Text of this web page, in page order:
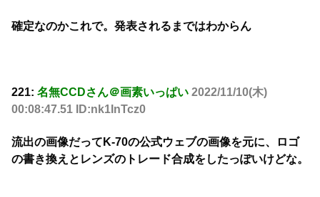
確定なのかこれで。発表されるまではわからん
221: 名無CCDさん＠画素いっぱい 2022/11/10(木)
00:08:47.51 ID:nk1InTcz0
流出の画像だってK-70の公式ウェブの画像を元に、ロゴ
の書き換えとレンズのトレード合成をしたっぽいけどな。